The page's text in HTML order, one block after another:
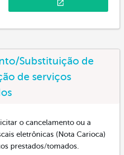
Substituição de
de serviços
o cancelamento ou a
eletrônicas (Nota Carioca)
prestados/tomados.